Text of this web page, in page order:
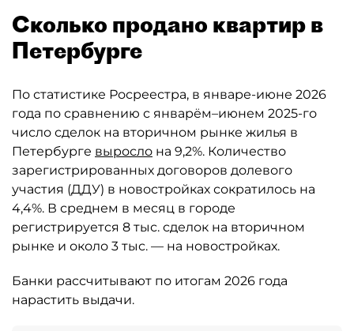
Сколько продано квартир в
Петербурге
По статистике Росреестра, в январе-июне 2026
года по сравнению с январём–июнем 2025-го
число сделок на вторичном рынке жилья в
Петербурге выросло на 9,2%. Количество
зарегистрированных договоров долевого
участия (ДДУ) в новостройках сократилось на
4,4%. В среднем в месяц в городе
регистрируется 8 тыс. сделок на вторичном
рынке и около 3 тыс. — на новостройках.
Банки рассчитывают по итогам 2026 года
нарастить выдачи.